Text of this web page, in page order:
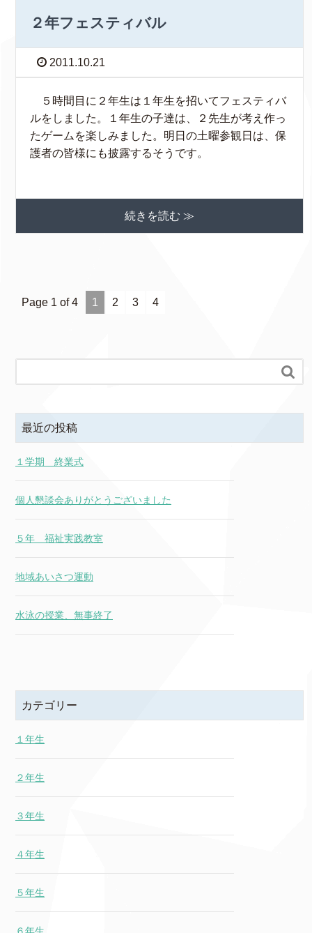
２年フェスティバル
2011.10.21
５時間目に２年生は１年生を招いてフェスティバ
ルをしました。１年生の子達は、２先生が考え作っ
たゲームを楽しみました。明日の土曜参観日は、保
護者の皆様にも披露するそうです。
続きを読む ≫
Page 1 of 4 1 2 3 4

最近の投稿
１学期 終業式
個人懇談会ありがとうございました
５年 福祉実践教室
地域あいさつ運動
水泳の授業、無事終了
カテゴリー
１年生
２年生
３年生
４年生
５年生